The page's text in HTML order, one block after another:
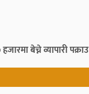
बेच्ने व्यापारी पक्राउ